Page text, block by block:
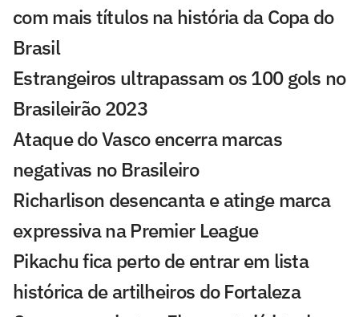
com mais títulos na história da Copa do
Brasil
Estrangeiros ultrapassam os 100 gols no
Brasileirão 2023
Ataque do Vasco encerra marcas
negativas no Brasileiro
Richarlison desencanta e atinge marca
expressiva na Premier League
Pikachu fica perto de entrar em lista
histórica de artilheiros do Fortaleza